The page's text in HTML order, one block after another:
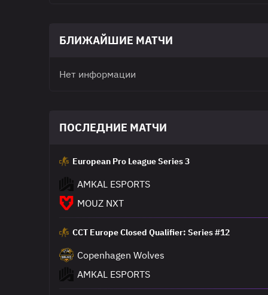
БЛИЖАЙШИЕ МАТЧИ
Нет информации
ПОСЛЕДНИЕ МАТЧИ
European Pro League Series 3
AMKAL ESPORTS
MOUZ NXT
CCT Europe Closed Qualifier: Series #12
Copenhagen Wolves
AMKAL ESPORTS